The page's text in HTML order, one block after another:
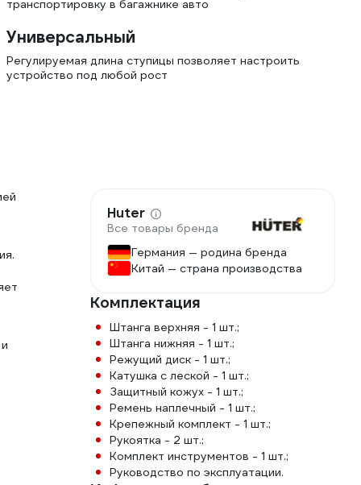
транспортировку в багажнике авто
Универсальный
Регулируемая длина ступицы позволяет настроить
устройство под любой рост
Huter
Все товары бренда
Германия — родина бренда
Китай — страна производства
Комплектация
Штанга верхняя - 1 шт.;
Штанга нижняя - 1 шт.;
Режущий диск - 1 шт.;
Катушка с леской - 1 шт.;
Защитный кожух - 1 шт.;
Ремень наплечный - 1 шт.;
Крепежный комплект - 1 шт.;
Рукоятка - 2 шт.;
Комплект инструментов - 1 шт.;
Руководство по эксплуатации.